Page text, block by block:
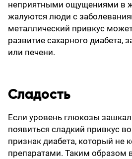
неприятными ощущениями в
жалуются люди с
металлический привкус
развитие сахарного диабета,
или печени.
Сладость
Если уровень глюкозы
появиться сладкий привкус
признак диабета, который не
препаратами. Таким образом